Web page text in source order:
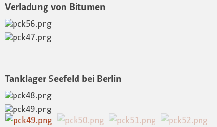
Verladung von Bitumen
Tanklager Seefeld bei Berlin